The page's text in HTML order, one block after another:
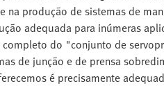
na produção de sistemas de
adequada para inúmeras
do "conjunto de
de junção e de prensa
é precisamente